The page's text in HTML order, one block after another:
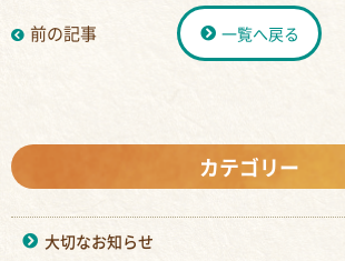
前の記事 一覧へ戻る
カテゴリー
大切なお知らせ